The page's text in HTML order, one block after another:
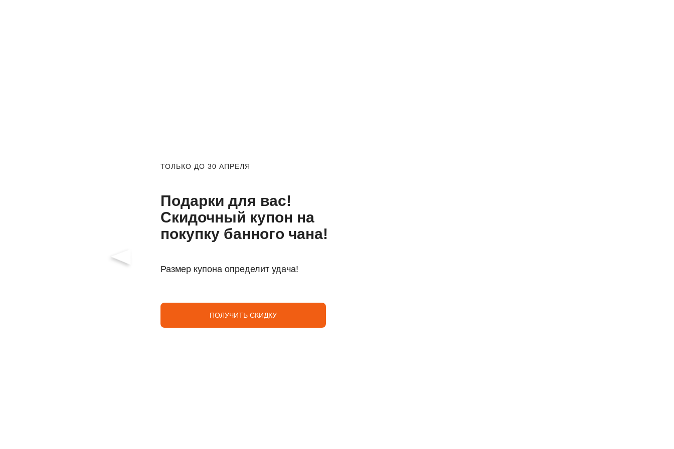
ПОЛУЧИТЬ СКИДКУ
Размер купона определит удача!
ТОЛЬКО ДО 30 АПРЕЛЯ
Подарки для вас!
Скидочный купон на
покупку банного чана!